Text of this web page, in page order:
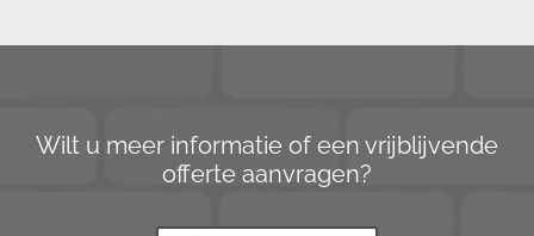
Wilt u meer informatie of een vrijblijvende
offerte aanvragen?